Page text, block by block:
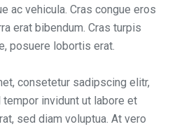
ac vehicula. Cras congue eros
erat bibendum. Cras turpis
posuere lobortis erat.
consetetur sadipscing elitr,
invidunt ut labore et
sed diam voluptua. At vero